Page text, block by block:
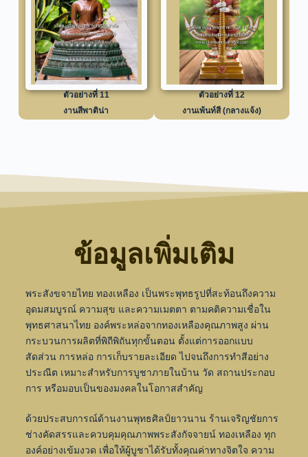
ตัวอย่างที่ 11
งานสีพาติน่า
ตัวอย่างที่ 12
งานเพ้นท์สี (กลางแจ้ง)
ข้อมูลเพิ่มเติม
พระสังขจายไทย ทองเหลือง เป็นพระพุทธรูปที่สะท้อนถึงความ
อุดมสมบูรณ์ ความสุข และความเมตตา ตามคติความเชื่อใน
พุทธศาสนาไทย องค์พระหล่อจากทองเหลืองคุณภาพสูง ผ่าน
กระบวนการผลิตที่พิถีพิถันทุกขั้นตอน ตั้งแต่การออกแบบ
สัดส่วน การหล่อ การเก็บรายละเอียด ไปจนถึงการทำสีอย่าง
ประณีต เหมาะสำหรับการบูชาภายในบ้าน วัด สถานประกอบ
การ หรือมอบเป็นของมงคลในโอกาสสำคัญ
ด้วยประสบการณ์ด้านงานพุทธศิลป์ยาวนาน ร้านเจริญชัยการ
ช่างคัดสรรและควบคุมคุณภาพพระสังกัจจายน์ ทองเหลือง ทุก
องค์อย่างเข้มงวด เพื่อให้ผู้บูชาได้รับทั้งคุณค่าทางจิตใจ ความ